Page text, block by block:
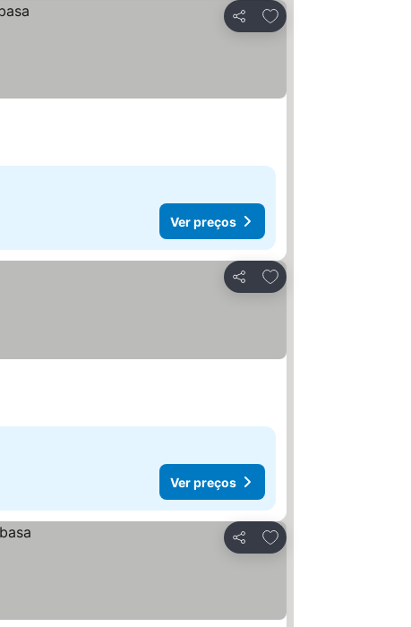
Partilhar
Adicionar aos favoritos
Ver preços
Partilhar
Adicionar aos favoritos
Ver preços
Partilhar
Adicionar aos favoritos